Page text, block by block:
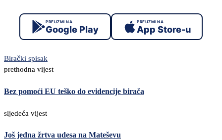
PREUZMI NA
Google Play
PREUZMI NA
App Store-u
Birački spisak
prethodna vijest
Bez pomoći EU teško do evidencije birača
sljedeća vijest
Još jedna žrtva udesa na Mateševu